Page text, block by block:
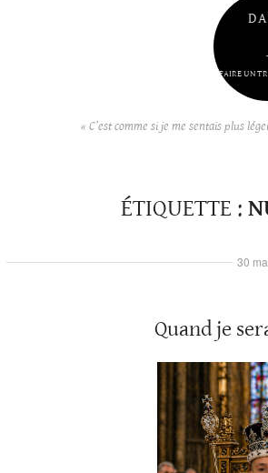
FAIRE UN
« C’est comme si je me sentais plus
ÉTIQUETTE :
Quand je
30